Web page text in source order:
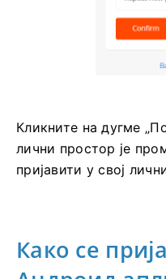
Кликните на дугме
лични простор је
пријавити у свој
Како се